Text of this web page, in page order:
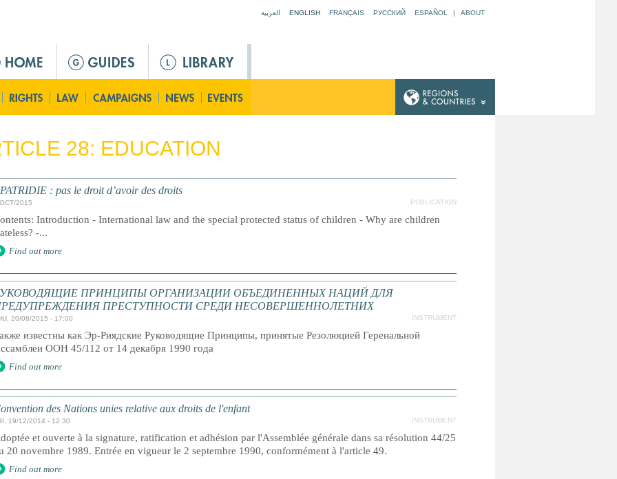
العربية ENGLISH FRANÇAIS РУССКИЙ ESPAÑOL | ABOUT
28: EDUCATION
: pas le droit d’avoir des droits
2015 PUBLICATION
Introduction - International law and the special protected status of children - Why are children
-...
Find out more
ПРИНЦИПЫ ОРГАНИЗАЦИИ ОБЪЕДИНЕННЫХ НАЦИЙ ДЛЯ
ПРЕСТУПНОСТИ СРЕДИ НЕСОВЕРШЕННОЛЕТНИХ
20/08/2015 - 17:00 INSTRUMENT
известны как Эр-Риядские Руководящие Принципы, принятые Резолюцией Геренальной
ООН 45/112 от 14 декабря 1990 года
Find out more
des Nations unies relative aux droits de l'enfant
19/12/2014 - 12:30 INSTRUMENT
et ouverte à la signature, ratification et adhésion par l'Assemblée générale dans sa résolution 44/25
20 novembre 1989. Entrée en vigueur le 2 septembre 1990, conformément à l'article 49.
Find out more